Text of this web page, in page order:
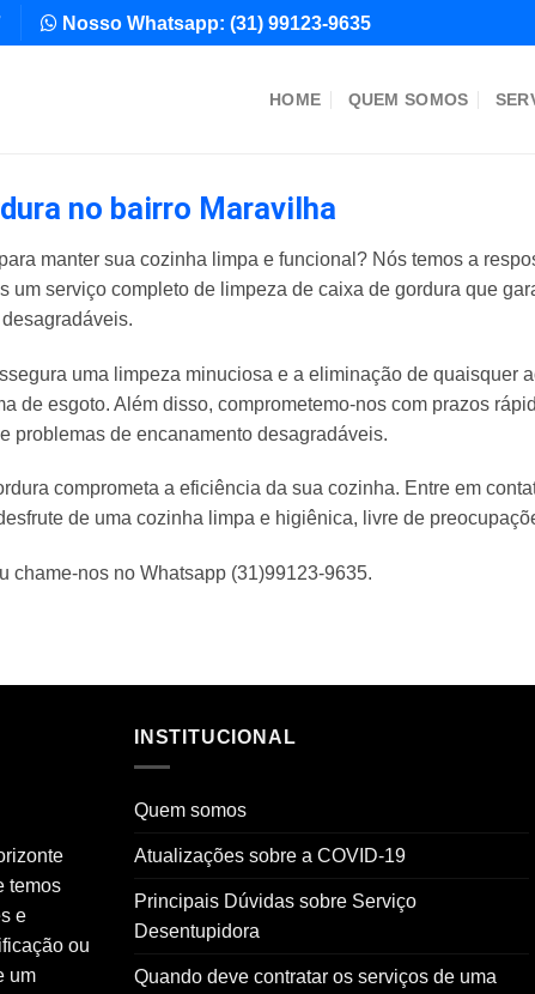
Nosso Whatsapp: (31) 99123-9635
HOME QUEM SOMOS
no bairro Maravilha
manter sua cozinha limpa e funcional? Nós temos a
um serviço completo de limpeza de caixa de gordura que
uma limpeza minuciosa e a eliminação de quaisquer
de esgoto. Além disso, comprometemo-nos com prazos
problemas de encanamento desagradáveis.
comprometa a eficiência da sua cozinha. Entre em
de uma cozinha limpa e higiênica, livre de
chame-nos no Whatsapp (31)99123-9635.
temos
e
ou
um
INSTITUCIONAL
Quem somos
Atualizações sobre a COVID-19
Principais Dúvidas sobre Serviço
Desentupidora
Quando deve contratar os serviços de uma